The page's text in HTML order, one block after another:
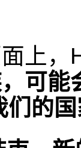
上，
可能
的